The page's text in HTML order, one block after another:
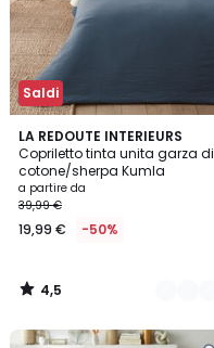
Saldi
LA REDOUTE INTERIEURS
Copriletto tinta unita garza di
cotone/sherpa Kumla
a partire da
39,99 €
19,99 € -50%
4,5
/ 5
5
Colori
4,5
/